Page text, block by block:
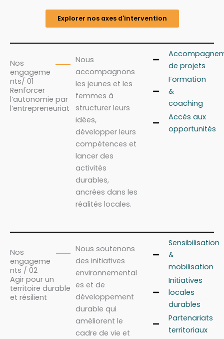
Explorer nos axes d'intervention
Nos
engageme
nts/ 01
Renforcer
l’autonomie par
l’entrepreneuriat
Nous
accompagnons
les jeunes et les
femmes à
structurer leurs
idées,
développer leurs
compétences et
lancer des
activités
durables,
ancrées dans les
réalités locales.
de projets
Formation
&
coaching
Accès aux
opportunités
Nos
engageme
nts / 02
Agir pour un
territoire durable
et résilient
Nous soutenons
des initiatives
environnemental
es et de
développement
durable qui
améliorent le
cadre de vie et
Sensibilisation
&
mobilisation
Initiatives
locales
durables
Partenariats
territoriaux